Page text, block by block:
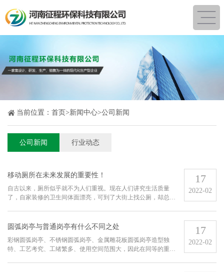
当前位置： 首页>新闻中心>公司新闻
公司新闻 行业动态
移动厕所在未来发展的重要性！
自古以来，厕所似乎就不为人们重视。现在人们讲究生活质量
了，自家装修的卫生间体面漂亮，可到了大街上找公厕，却总免
人内急，就喜欢去大···
17
2022-02
圆弧岗亭与普通岗亭有什么不同之处
彩钢圆弧岗亭、不锈钢圆弧岗亭、金属雕花板圆弧岗亭造型独
特、工艺考究、工绪繁多、使用空间范围大，因此在同等的重
17
2022-02